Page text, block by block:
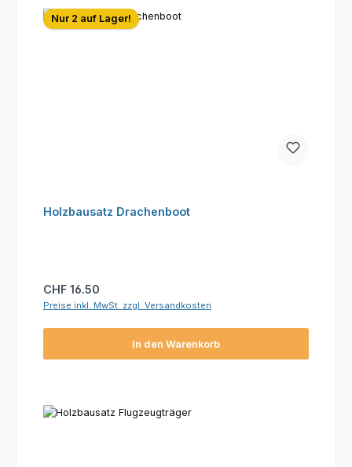
Nur 2 auf Lager!
Holzbausatz Drachenboot
Regulärer Preis:
CHF 16.50
Preise inkl. MwSt. zzgl. Versandkosten
In den Warenkorb